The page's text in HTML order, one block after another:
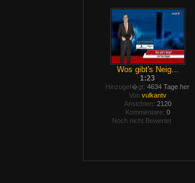
Wos gibt's Neig...
1:23
Hinzugef�gt: 4634 Tage her
Von vulkantv
Ansichten: 2120
Kommentare: 0
Noch nicht Bewertet